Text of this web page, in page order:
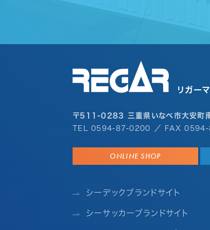
リガー
〒511-0283 三重県いなべ市大安町
TEL0594-87-0200 ／ FAX
ONLINE SHOP
シーデックブランドサイト
シーサッカーブランドサイト